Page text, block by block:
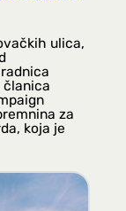
ulica,
članica
za
koja je